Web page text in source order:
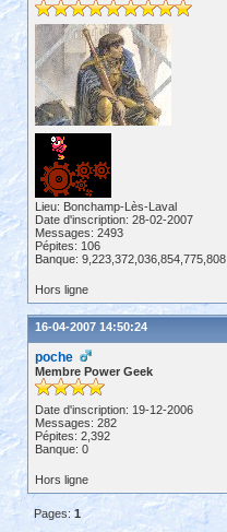
Lieu: Bonchamp-Lès-Laval
Date d'inscription: 28-02-2007
Messages: 2493
Pépites: 106
Banque: 9,223,372,036,854,775,808
Hors ligne
16-04-2007 14:50:24
poche
Membre Power Geek
Date d'inscription: 19-12-2006
Messages: 282
Pépites: 2,392
Banque: 0
Hors ligne
Pages:1